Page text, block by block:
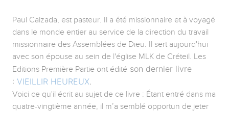
Paul Calzada, est pasteur. Il a été missionnaire et à voyagé
dans le monde entier au service de la direction du travail
missionnaire des Assemblées de Dieu. Il sert aujourd'hui
avec son épouse au sein de l'église MLK de Créteil. Les
Editions Première Partie ont édité son dernier livre
: VIEILLIR HEUREUX.
Voici ce qu'il écrit au sujet de ce livre : Étant entré dans ma
quatre-vingtième année, il m’a semblé opportun de jeter